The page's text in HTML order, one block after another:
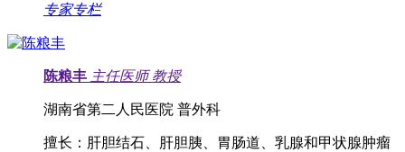
专家专栏
陈粮丰 主任医师 教授
湖南省第二人民医院 普外科
擅长： 肝胆结石、肝胆胰、胃肠道、乳腺和甲状腺肿瘤